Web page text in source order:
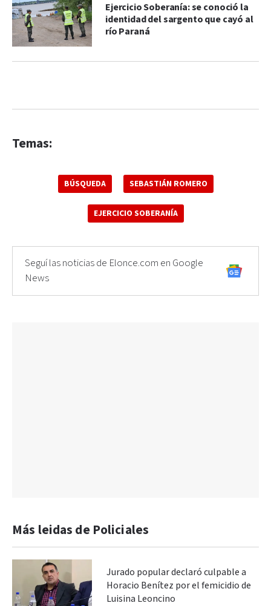
Ejercicio Soberanía: se conoció la
identidad del sargento que cayó al
río Paraná
Temas:
BÚSQUEDA SEBASTIÁN ROMERO
EJERCICIO SOBERANÍA
Seguí las noticias de Elonce.com en Google
News
Más leidas de Policiales
Jurado popular declaró culpable a
Horacio Benítez por el femicidio de
Luisina Leoncino